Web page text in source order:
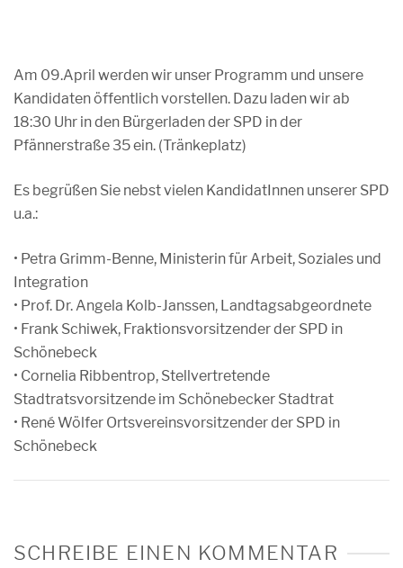
Am 09.April werden wir unser Programm und unsere
Kandidaten öffentlich vorstellen. Dazu laden wir ab
18:30 Uhr in den Bürgerladen der SPD in der
Pfännerstraße 35 ein. (Tränkeplatz)
Es begrüßen Sie nebst vielen KandidatInnen unserer SPD
u.a.:
• Petra Grimm-Benne, Ministerin für Arbeit, Soziales und
Integration
• Prof. Dr. Angela Kolb-Janssen, Landtagsabgeordnete
• Frank Schiwek, Fraktionsvorsitzender der SPD in
Schönebeck
• Cornelia Ribbentrop, Stellvertretende
Stadtratsvorsitzende im Schönebecker Stadtrat
• René Wölfer Ortsvereinsvorsitzender der SPD in
Schönebeck
SCHREIBE EINEN KOMMENTAR